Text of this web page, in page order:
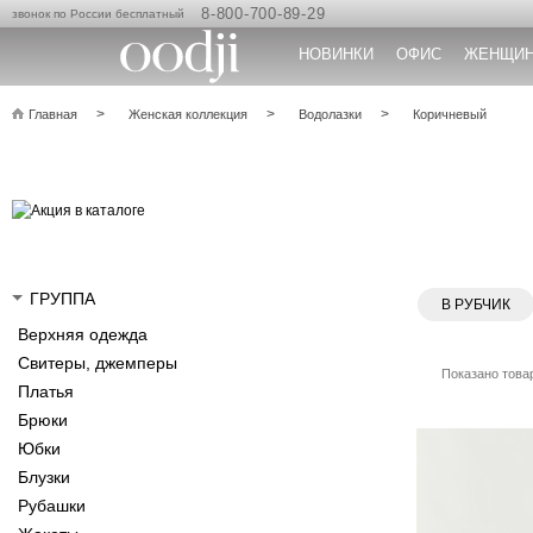
звонок по России бесплатный 8-800-700-89-29
НОВИНКИ ОФИС
Главная Женская коллекция Водолазки Коричневый
ГРУППА
Верхняя одежда
Свитеры, джемперы
Платья
Брюки
Юбки
Блузки
Рубашки
В РУБЧИК
Показано